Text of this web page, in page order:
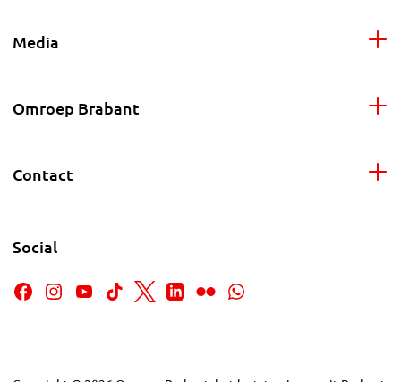
Media
Omroep Brabant
Contact
Social